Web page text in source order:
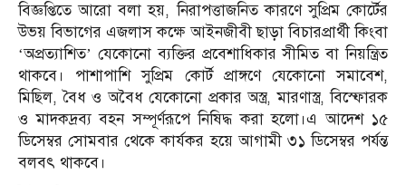
বিজ্ঞপ্তিতে আরো বলা হয়, নিরাপত্তাজনিত কারণে সুপ্রিম কোর্টের
উভয় বিভাগের এজলাস কক্ষে আইনজীবী ছাড়া বিচারপ্রার্থী কিংবা
‘অপ্রত্যাশিত’ যেকোনো ব্যক্তির প্রবেশাধিকার সীমিত বা নিয়ন্ত্রিত
থাকবে। পাশাপাশি সুপ্রিম কোর্ট প্রাঙ্গণে যেকোনো সমাবেশ,
মিছিল, বৈধ ও অবৈধ যেকোনো প্রকার অস্ত্র, মারণাস্ত্র, বিস্ফোরক
ও মাদকদ্রব্য বহন সম্পূর্ণরূপে নিষিদ্ধ করা হলো।এ আদেশ ১৫
ডিসেম্বর সোমবার থেকে কার্যকর হয়ে আগামী ৩১ ডিসেম্বর পর্যন্ত
বলবৎ থাকবে।